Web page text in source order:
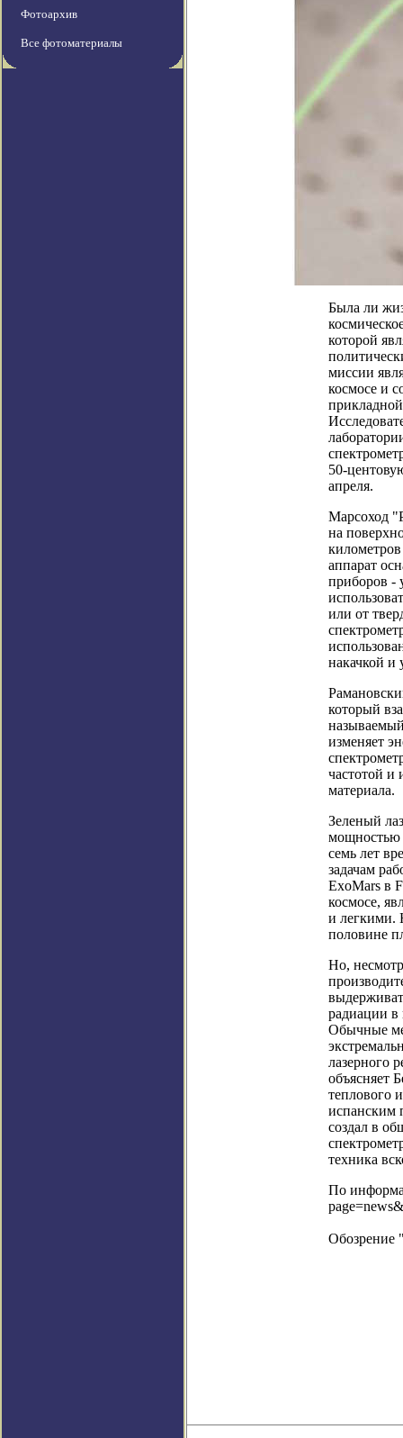
Фотоархив
Все фотоматериалы
Была ли
которой
миссии
космосе и
50-
апреля.
Марсоход
на
аппарат
приборов -
или от
накачкой
который
изменяет
частотой и
материала.
Зеленый
мощностью
семь лет
задачам
ExoMars в
космосе,
и легкими.
половине
Но,
радиации в
Обычные
лазерного
объясняет
теплового
испанским
создал в
техника
По
Обозрение